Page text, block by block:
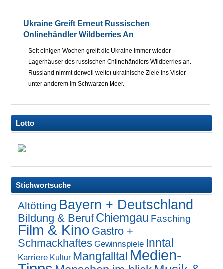
Ukraine Greift Erneut Russischen
Onlinehändler Wildberries An
Seit einigen Wochen greift die Ukraine immer wieder
Lagerhäuser des russischen Onlinehändlers Wildberries an.
Russland nimmt derweil weiter ukrainische Ziele ins Visier -
unter anderem im Schwarzen Meer.
Lotto
Stichwortsuche
Altötting Bayern + Deutschland
Bildung & Beruf Chiemgau Fasching
Film & Kino Gastro +
Schmackhaftes Gewinnspiele Inntal
Karriere Kultur Mangfalltal Medien-